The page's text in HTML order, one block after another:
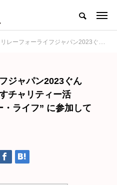
レーフォーライフジャパン2023ぐんま】がん征圧を目指すチャリティー活動、“リレー・フォー・ライフ” に参加してきました！
ジャパン2023ぐん
チャリティー活
ライフ” に参加して